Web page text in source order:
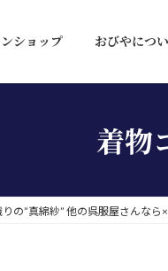
ショップ おびやにつ
着物
りの”真綿紗” 他の呉服屋さんなら